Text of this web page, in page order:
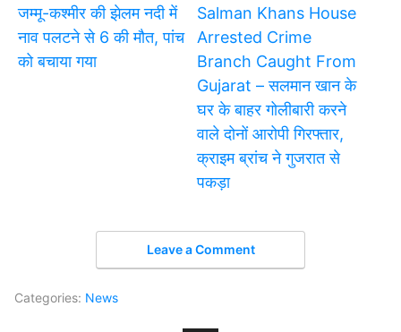
जम्मू-कश्मीर की झेलम नदी में
नाव पलटने से 6 की मौत, पांच
को बचाया गया
Salman Khans House
Arrested Crime
Branch Caught From
Gujarat – सलमान खान के
घर के बाहर गोलीबारी करने
वाले दोनों आरोपी गिरफ्तार,
क्राइम ब्रांच ने गुजरात से
पकड़ा
Leave a Comment
Categories: News